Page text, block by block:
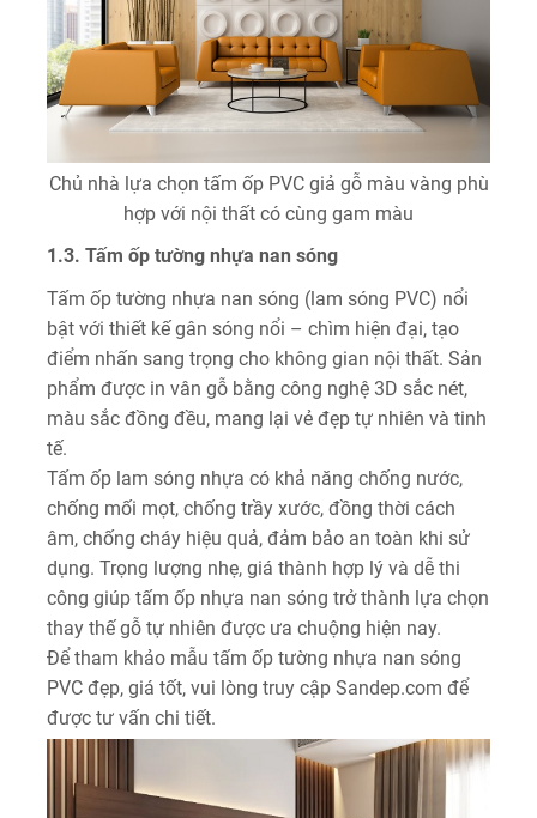
Chủ nhà lựa chọn tấm ốp PVC giả gỗ màu vàng phù
hợp với nội thất có cùng gam màu
1.3. Tấm ốp tường nhựa nan sóng
Tấm ốp tường nhựa nan sóng (lam sóng PVC) nổi
bật với thiết kế gân sóng nổi – chìm hiện đại, tạo
điểm nhấn sang trọng cho không gian nội thất. Sản
phẩm được in vân gỗ bằng công nghệ 3D sắc nét,
màu sắc đồng đều, mang lại vẻ đẹp tự nhiên và tinh
tế.
Tấm ốp lam sóng nhựa có khả năng chống nước,
chống mối mọt, chống trầy xước, đồng thời cách
âm, chống cháy hiệu quả, đảm bảo an toàn khi sử
dụng. Trọng lượng nhẹ, giá thành hợp lý và dễ thi
công giúp tấm ốp nhựa nan sóng trở thành lựa chọn
thay thế gỗ tự nhiên được ưa chuộng hiện nay.
Để tham khảo mẫu tấm ốp tường nhựa nan sóng
PVC đẹp, giá tốt, vui lòng truy cập Sandep.com để
được tư vấn chi tiết.